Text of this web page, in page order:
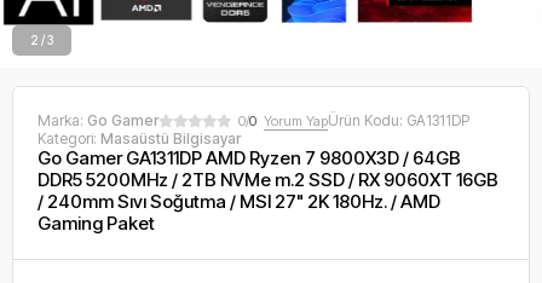
2 / 3
Marka: Go Gamer 0/0 Yorum YapÜrün Kodu: GA1311DP
Kategori: Masaüstü Bilgisayar
Go Gamer GA1311DP AMD Ryzen 7 9800X3D / 64GB
DDR5 5200MHz / 2TB NVMe m.2 SSD / RX 9060XT 16GB
/ 240mm Sıvı Soğutma / MSI 27" 2K 180Hz. / AMD
Gaming Paket